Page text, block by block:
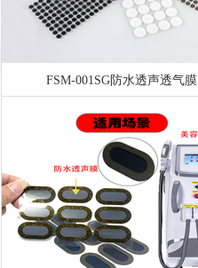
FSM-001SG防水透声透气膜